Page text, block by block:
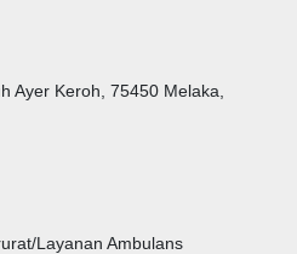
Ayer Keroh, 75450 Melaka,
Layanan Ambulans